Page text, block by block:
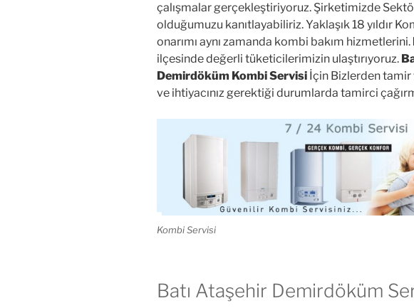
çalışmalar gerçekleştiriyoruz. Şirketimizde
olduğumuzu kanıtlayabiliriz. Yaklaşık 18 yıldır
onarımı aynı zamanda kombi bakım hizmetlerini.
ilçesinde değerli tüketicilerimizin ulaştırıyoruz.
Demirdöküm Kombi Servisi İçin Bizlerden tamir
ve ihtiyacınız gerektiği durumlarda tamirci
Kombi Servisi
Batı Ataşehir Demirdöküm